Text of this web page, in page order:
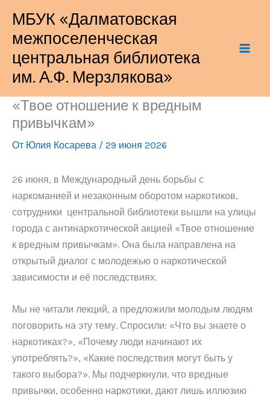
содержимому
МБУК «Далматовская
межпоселенческая
центральная библиотека
им. А.Ф. Мерзлякова»
«Твое отношение к вредным
привычкам»
От Юлия Косарева / 29 июня 2026
26 июня, в Международный день борьбы с
наркоманией и незаконным оборотом наркотиков,
сотрудники центральной библиотеки вышли на улицы
города с антинаркотической акцией «Твое отношение
к вредным привычкам». Она была направлена на
открытый диалог с молодежью о наркотической
зависимости и её последствиях.
Мы не читали лекций, а предложили молодым людям
поговорить на эту тему. Спросили: «Что вы знаете о
наркотиках?», «Почему люди начинают их
употреблять?», «Какие последствия могут быть у
такого выбора?». Мы подчеркнули, что вредные
привычки, особенно наркотики, дают лишь иллюзию